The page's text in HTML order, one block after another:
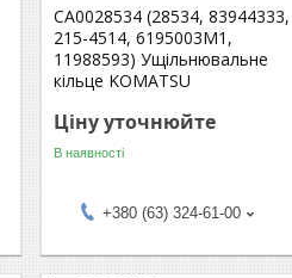
CA0028534 (28534, 83944333,
215-4514, 6195003M1,
11988593) Ущільнювальне
кільце KOMATSU
Ціну уточнюйте
В наявності
+380 (63) 324-61-00